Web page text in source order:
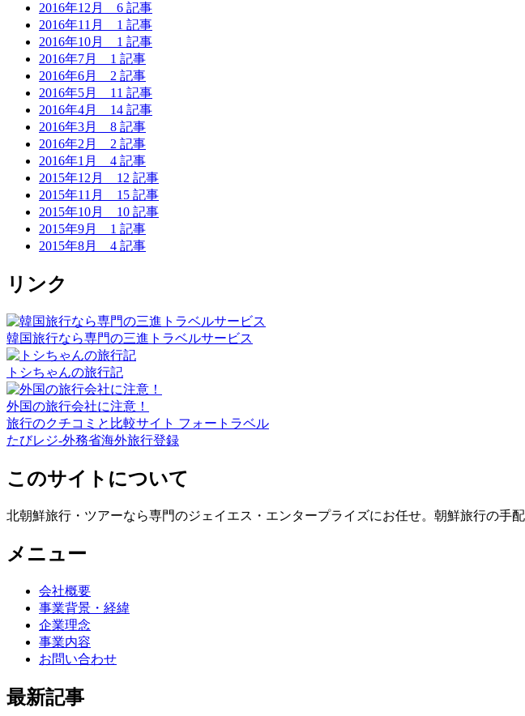
2016年12月 6 記事
2016年11月 1 記事
2016年10月 1 記事
2016年7月 1 記事
2016年6月 2 記事
2016年5月 11 記事
2016年4月 14 記事
2016年3月 8 記事
2016年2月 2 記事
2016年1月 4 記事
2015年12月 12 記事
2015年11月 15 記事
2015年10月 10 記事
2015年9月 1 記事
2015年8月 4 記事
リンク
韓国旅行なら専門の三進トラベルサービス
トシちゃんの旅行記
外国の旅行会社に注意！
旅行のクチコミと比較サイト フォートラベル
たびレジ-外務省海外旅行登録
このサイトについて
北朝鮮旅行・ツアーなら専門のジェイエス・エンタープライズにお任せ。朝鮮旅行の手配
メニュー
会社概要
事業背景・経緯
企業理念
事業内容
お問い合わせ
最新記事